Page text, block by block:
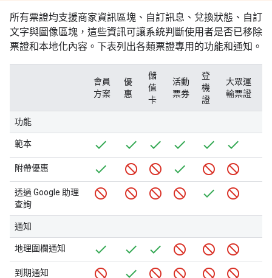
所有票證均支援商家資訊區塊、自訂訊息、兌換狀態、自訂
文字與圖像區塊，這些資訊可讓系統判斷使用者是否已移除
票證和本地化內容。下表列出各類票證專用的功能和通知。
會員
方案
優
惠
儲
值
卡
活動
票券
登
機
證
大眾運
輸票證
功能
範本
附帶優惠
透過 Google 助理
查詢
通知
地理圍欄通知
到期通知